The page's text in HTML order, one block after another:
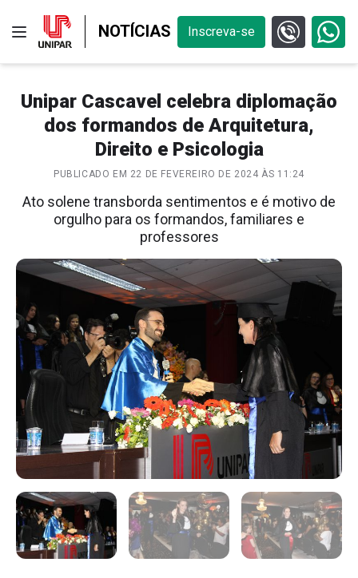
NOTÍCIAS Inscreva-se
Unipar Cascavel celebra diplomação
dos formandos de Arquitetura,
Direito e Psicologia
PUBLICADO EM 22 DE FEVEREIRO DE 2024 ÀS 11:24
Ato solene transborda sentimentos e é motivo de
orgulho para os formandos, familiares e
professores